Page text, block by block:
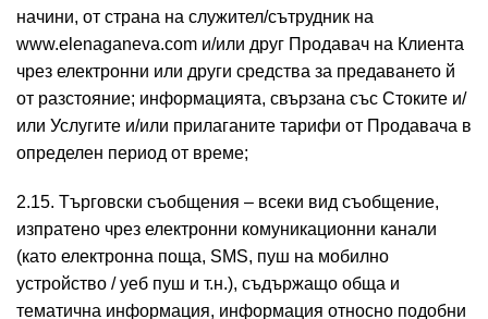
начини, от страна на служител/сътрудник на
www.elenaganeva.com и/или друг Продавач на Клиента
чрез електронни или други средства за предаването й
от разстояние; информацията, свързана със Стоките и/
или Услугите и/или прилаганите тарифи от Продавача в
определен период от време;
2.15. Търговски съобщения – всеки вид съобщение,
изпратено чрез електронни комуникационни канали
(като електронна поща, SMS, пуш на мобилно
устройство / уеб пуш и т.н.), съдържащо обща и
тематична информация, информация относно подобни